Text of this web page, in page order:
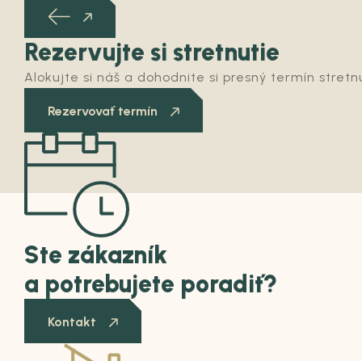
Rezervujte si stretnutie
Alokujte si náš a dohodnite si presný termín
Rezervovať termín
Ste zákazník
a potrebujete poradiť?
Kontakt